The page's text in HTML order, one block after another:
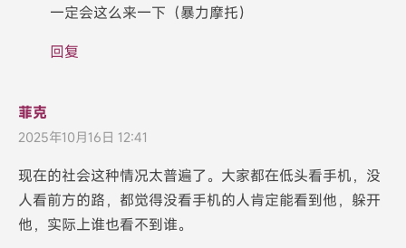
一定会这么来一下（暴力摩托）
回复
菲克
2025年10月16日 12:41
现在的社会这种情况太普遍了。大家都在低头看手机，没
人看前方的路，都觉得没看手机的人肯定能看到他，躲开
他，实际上谁也看不到谁。